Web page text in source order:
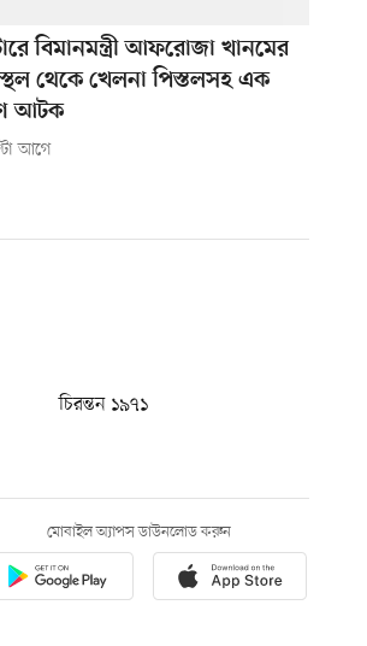
বিমানমন্ত্রী আফরোজা খানমের
থেকে খেলনা পিস্তলসহ এক
আটক
আগে
চিরন্তন ১৯৭১
মোবাইল অ্যাপস ডাউনলোড করুন